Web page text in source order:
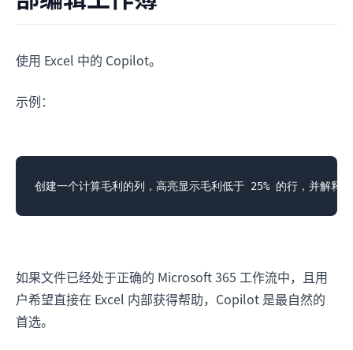
使用 Excel 中的 Copilot。
示例：
如果文件已经处于正确的 Microsoft 365 工作流中，且用
户希望直接在 Excel 内部获得帮助，Copilot 是最自然的
首选。